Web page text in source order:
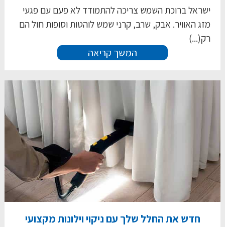
ישראל ברוכת השמש צריכה להתמודד לא פעם עם פגעי
מזג האוויר. אבק, שרב, קרני שמש לוהטות וסופות חול הם
רק(...)
המשך קריאה
חדש את החלל שלך עם ניקוי וילונות מקצועי